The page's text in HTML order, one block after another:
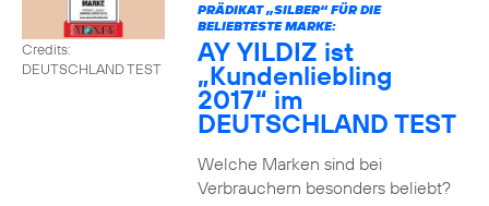
Credits:
DEUTSCHLAND TEST
PRÄDIKAT „SILBER“ FÜR DIE
BELIEBTESTE MARKE:
AY YILDIZ ist
„Kundenliebling
2017“ im
DEUTSCHLAND TEST
Welche Marken sind bei
Verbrauchern besonders beliebt?